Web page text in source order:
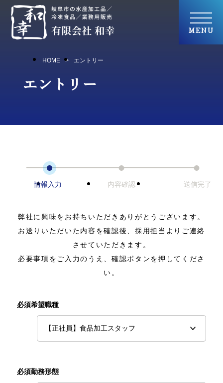
HOME エントリー
エントリー
情報入力 内容確認 送信完了
弊社に興味をお持ちいただきありがとうございます。
お送りいただいた内容を確認後、採用担当よりご連絡
させていただきます。
必要事項をご入力のうえ、確認ボタンを押してくださ
い。
必須希望職種
必須勤務形態